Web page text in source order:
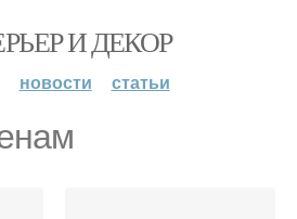
И ДЕКОР
новости статьи